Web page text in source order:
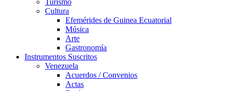
Turismo
Cultura
Efemérides de Guinea Ecuatorial
Música
Arte
Gastronomía
Instrumentos Suscritos
Venezuela
Acuerdos / Convenios
Actas